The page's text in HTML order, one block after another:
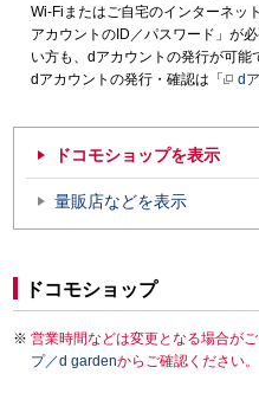
Wi-Fiまたはご自宅のインターネッ
アカウントのID／パスワード」が
い方も、dアカウントの発行が可能
dアカウントの発行・確認は「
d
ドコモショップを表示
量販店などを表示
ドコモショップ
営業時間などは変更となる場合が
プ／d gardenからご確認ください。